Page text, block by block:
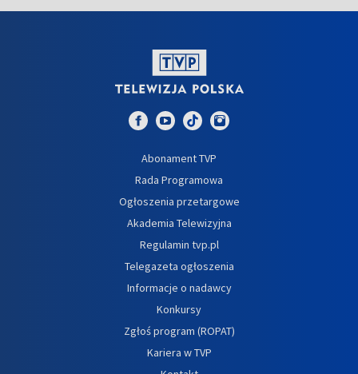
Abonament TVP
Rada Programowa
Ogłoszenia przetargowe
Akademia Telewizyjna
Regulamin tvp.pl
Telegazeta ogłoszenia
Informacje o nadawcy
Konkursy
Zgłoś program (ROPAT)
Kariera w TVP